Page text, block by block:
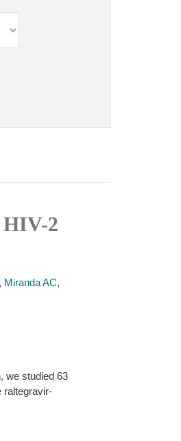
HIV-2
Miranda AC,
we studied 63
raltegravir-